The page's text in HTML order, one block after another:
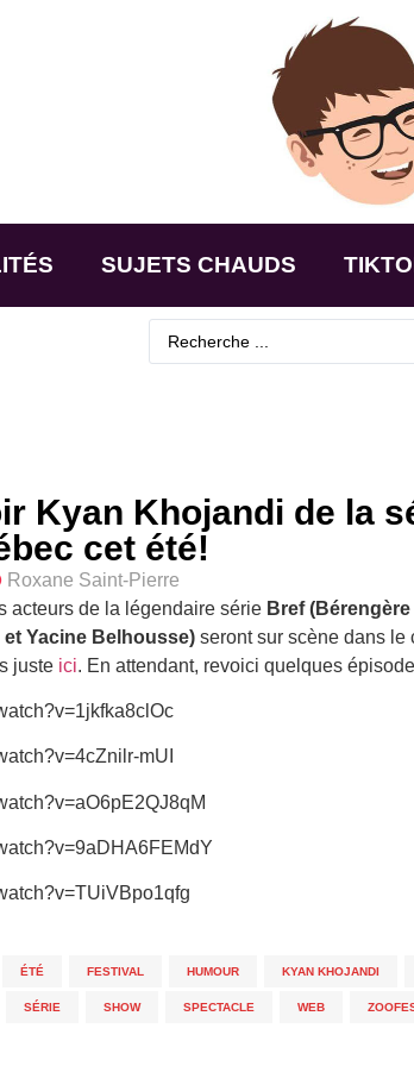
SUJETS CHAUDS
Kyan Khojandi de la
cet été!
Roxane Saint-Pierre
acteurs de la légendaire série Bref (
et Yacine Belhousse) seront sur scène dans le
juste ici. En attendant, revoici quelques
mUI
ÉTÉ FESTIVAL HUMOUR KYAN KHOJANDI
SÉRIE SHOW SPECTACLE WEB